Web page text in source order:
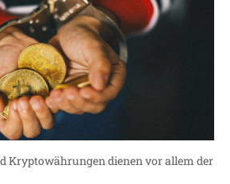
Kryptowährungen dienen vor allem der